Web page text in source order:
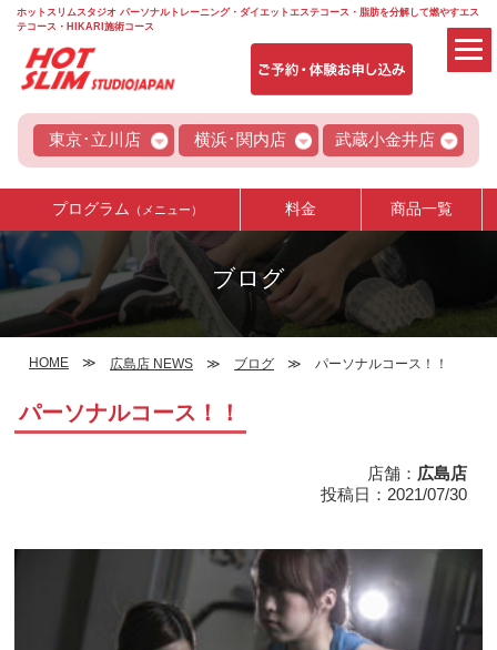
ホットスリムスタジオ パーソナルトレーニング・ダイエットエステコース・脂肪を分解して燃やすエス
テコース・HIKARI施術コース
東京･立川店 横浜･関内店 武蔵小金井店
プログラム （メニュー） 料金 商品一覧
ブログ
HOME 広島店 NEWS ブログ パーソナルコース！！
パーソナルコース！！
店舗： 広島店
投稿日：2021/07/30